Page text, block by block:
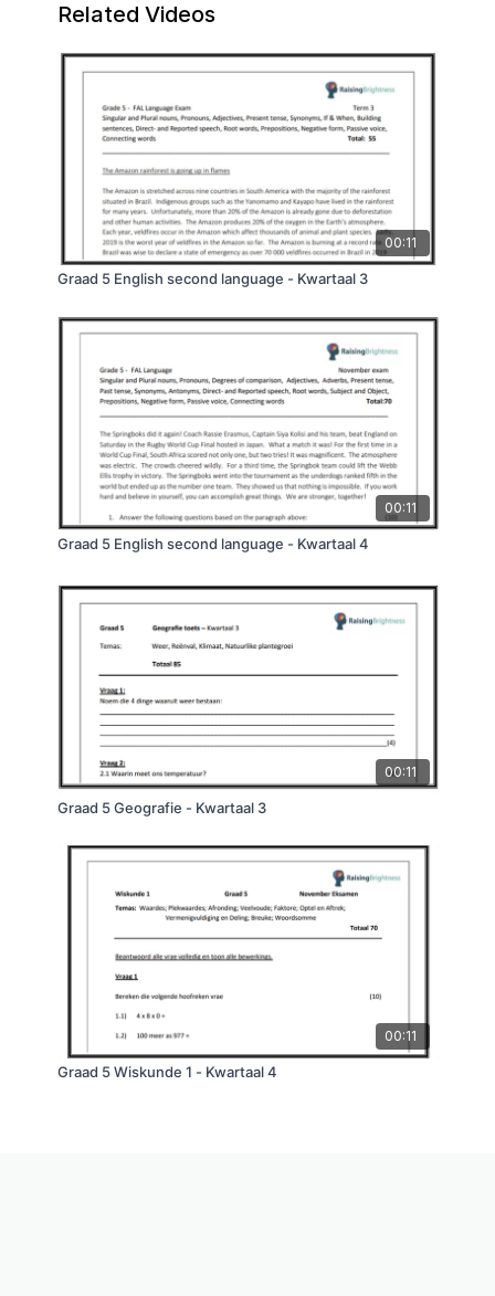
Related Videos
00:11
Graad 5 English second language - Kwartaal 3
00:11
Graad 5 English second language - Kwartaal 4
00:11
Graad 5 Geografie - Kwartaal 3
00:11
Graad 5 Wiskunde 1 - Kwartaal 4